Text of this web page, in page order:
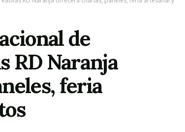
de
RD Naranja
feria